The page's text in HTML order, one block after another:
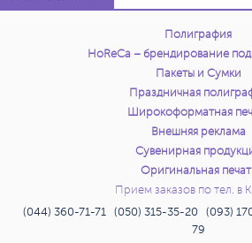
Полиграфия
HoReCa – брендирование
Пакеты и Сумки
Праздничная
Широкоформатная
Внешняя реклама
Сувенирная
Оригинальная
Прием заказов по тел. в
(044) 360-71-71 (050) 315-35-20 (093)
79